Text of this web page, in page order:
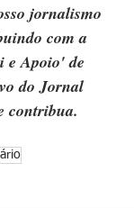
jornalismo
com a
e Apoio' de
do Jornal
contribua.